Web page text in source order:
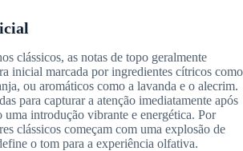
clássicos, as notas de topo geralmente
inicial marcada por ingredientes cítricos como
ou aromáticos como a lavanda e o alecrim.
para capturar a atenção imediatamente após
uma introdução vibrante e energética. Por
clássicos começam com uma explosão de
o tom para a experiência olfativa.